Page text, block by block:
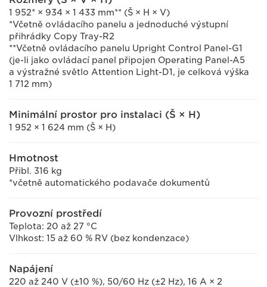
1 952* × 934 × 1 433 mm** (Š × H × V)
*Včetně ovládacího panelu a jednoduché výstupní
přihrádky Copy Tray-R2
**Včetně ovládacího panelu Upright Control Panel-G1
(je-li jako ovládací panel připojen Operating Panel-A5
a výstražné světlo Attention Light-D1, je celková výška
1 712 mm)
Minimální prostor pro instalaci (Š × H)
1 952 × 1 624 mm (Š × H)
Hmotnost
Přibl. 316 kg
*včetně automatického podavače dokumentů
Provozní prostředí
Teplota: 20 až 27 °C
Vlhkost: 15 až 60 % RV (bez kondenzace)
Napájení
220 až 240 V (±10 %), 50/60 Hz (±2 Hz), 16 A × 2